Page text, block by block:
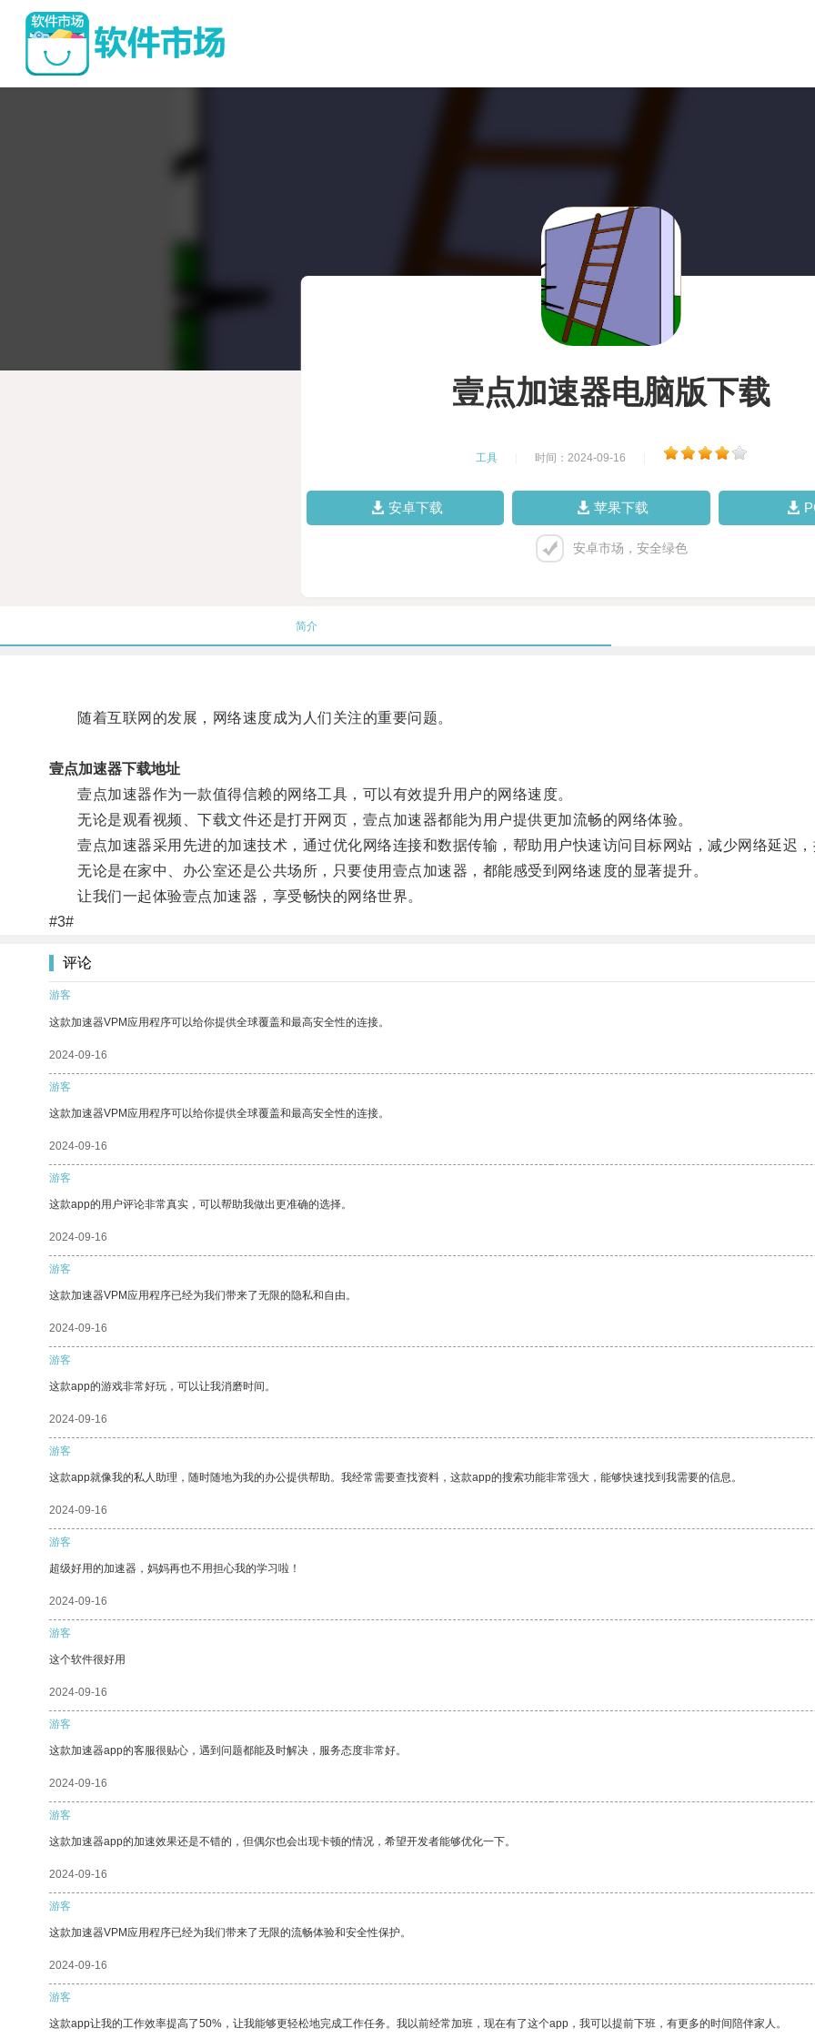
壹点加速器电脑版下载
工具 时间：2024-09-16
安卓下载 苹果下载
安卓市场，安全绿色
简介
随着互联网的发展，网络速度成为人们关注的重要问题。
壹点加速器下载地址
壹点加速器作为一款值得信赖的网络工具，可以有效提升用户的网络速度。
无论是观看视频、下载文件还是打开网页，壹点加速器都能为用户提供更加流畅的网络体验。
壹点加速器采用先进的加速技术，通过优化网络连接和数据传输，帮助用户快速访问目标网站，减少网络延迟，
无论是在家中、办公室还是公共场所，只要使用壹点加速器，都能感受到网络速度的显著提升。
让我们一起体验壹点加速器，享受畅快的网络世界。
#3#
评论
游客
这款加速器VPM应用程序可以给你提供全球覆盖和最高安全性的连接。
2024-09-16
游客
这款加速器VPM应用程序可以给你提供全球覆盖和最高安全性的连接。
2024-09-16
游客
这款app的用户评论非常真实，可以帮助我做出更准确的选择。
2024-09-16
游客
这款加速器VPM应用程序已经为我们带来了无限的隐私和自由。
2024-09-16
游客
这款app的游戏非常好玩，可以让我消磨时间。
2024-09-16
游客
这款app就像我的私人助理，随时随地为我的办公提供帮助。我经常需要查找资料，这款app的搜索功能非常强大，能够快速找到我需要的信息。
2024-09-16
游客
超级好用的加速器，妈妈再也不用担心我的学习啦！
2024-09-16
游客
这个软件很好用
2024-09-16
游客
这款加速器app的客服很贴心，遇到问题都能及时解决，服务态度非常好。
2024-09-16
游客
这款加速器app的加速效果还是不错的，但偶尔也会出现卡顿的情况，希望开发者能够优化一下。
2024-09-16
游客
这款加速器VPM应用程序已经为我们带来了无限的流畅体验和安全性保护。
2024-09-16
游客
这款app让我的工作效率提高了50%，让我能够更轻松地完成工作任务。我以前经常加班，现在有了这个app，我可以提前下班，有更多的时间陪伴家人。